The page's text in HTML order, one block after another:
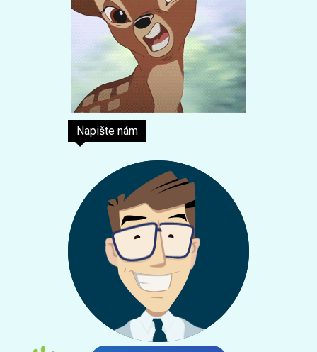
Napište nám